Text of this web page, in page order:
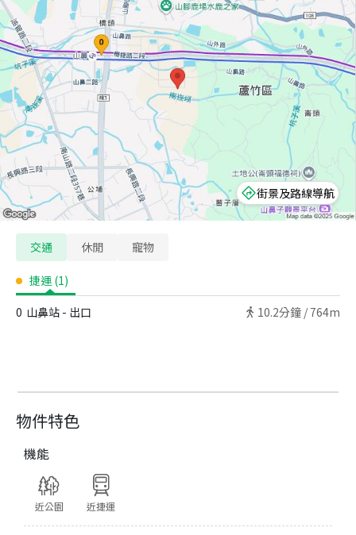
物件特色
機能
近公園 近捷運
街景及路線導航
交通 休閒 寵物
捷運 (1)
0 山鼻站 - 出口 10.2分鐘 / 764m